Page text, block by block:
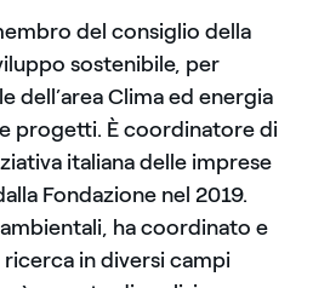
del consiglio della
sostenibile, per
dell’area Clima ed energia
progetti. È coordinatore di
italiana delle imprese
Fondazione nel 2019.
ha coordinato e
in diversi campi